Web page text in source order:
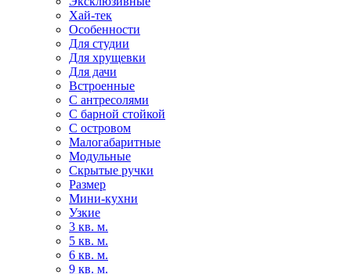
Хай-тек
Особенности
Для студии
Для хрущевки
Для дачи
Встроенные
С антресолями
С барной стойкой
С островом
Малогабаритные
Модульные
Скрытые ручки
Размер
Мини-кухни
Узкие
3 кв. м.
5 кв. м.
6 кв. м.
9 кв. м.